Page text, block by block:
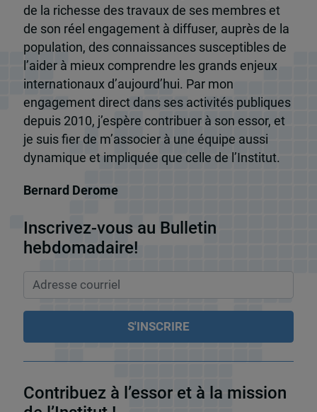
de la richesse des travaux de ses membres et
de son réel engagement à diffuser, auprès de la
population, des connaissances susceptibles de
l’aider à mieux comprendre les grands enjeux
internationaux d’aujourd’hui. Par mon
engagement direct dans ses activités publiques
depuis 2010, j’espère contribuer à son essor, et
je suis fier de m’associer à une équipe aussi
dynamique et impliquée que celle de l’Institut.
Bernard Derome
Inscrivez-vous au Bulletin
hebdomadaire!
Contribuez à l’essor et à la mission